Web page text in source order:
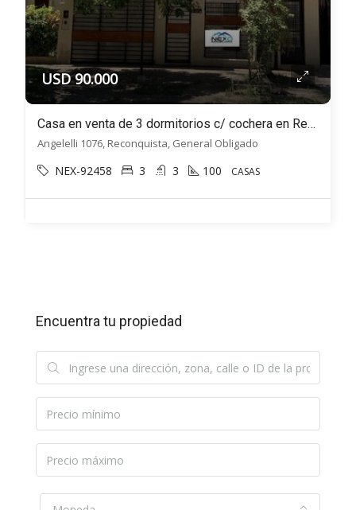
USD 90.000
Casa en venta de 3 dormitorios c/ cochera en Reconquista
Angelelli 1076, Reconquista, General Obligado
NEX-92458 3 3 100 CASAS
Encuentra tu propiedad